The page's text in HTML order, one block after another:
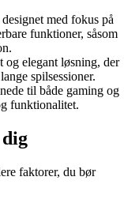
med fokus på
funktioner, såsom
og elegant løsning, der
spilsessioner.
til både gaming og
funktionalitet.
faktorer, du bør